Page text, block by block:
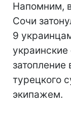
Напомним,
Сочи
9
украинские
затопление
турецкого
экипажем.